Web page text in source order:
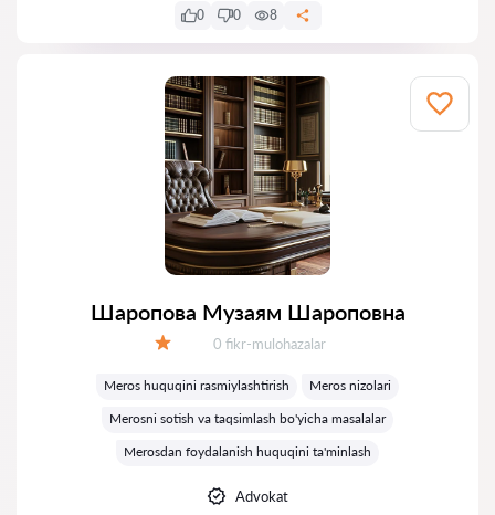
0 0 8
Шаропова Музаям Шароповна
Fikrlar:
0 fikr-mulohazalar
Meros huquqini rasmiylashtirish
Meros nizolari
Merosni sotish va taqsimlash bo'yicha masalalar
Merosdan foydalanish huquqini ta'minlash
Advokat